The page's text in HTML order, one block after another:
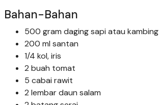
Bahan-Bahan
500 gram daging sapi atau kambing
200 ml santan
1/4 kol, iris
2 buah tomat
5 cabai rawit
2 lembar daun salam